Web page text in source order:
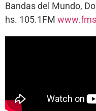
Bandas del Mundo,
hs. 105.1FM